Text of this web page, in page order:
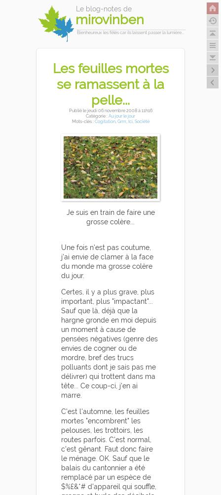
Le blog-notes de
mirovinben
Bienheureux les fêlés car ils laissent passer la lumière...
Les feuilles mortes
se ramassent à la
pelle...
Publiéle jeudi 06 novembre 2008à 11h16
Catégorie : Au jour le jour
Mots-clés : Cogitation, Grrrr, Ici, Société
Je suis en train de faire une
grosse colère...
Une fois n'est pas coutume,
j'ai envie de clamer à la face
du monde ma grosse colère
du jour.
Certes, il y a plus grave, plus
important, plus "impactant"...
Sauf que là, déjà que la
hargne gronde en moi depuis
un moment à cause de
pensées négatives (genre des
envies de cogner ou de
mordre, bref des trucs
polluants dont je sais pas me
délivrer) qui trottent dans ma
tête... Ce coup-ci, j'en ai
marre.
C'est l'automne, les feuilles
mortes "encombrent" les
pelouses, les trottoirs, les
routes parfois. C'est normal,
c'est gênant. Faut donc faire
le ménage. OK. Sauf que le
balais du cantonnier a été
remplacé par un espèce de
$%£&*# d'appareil qui souffle,